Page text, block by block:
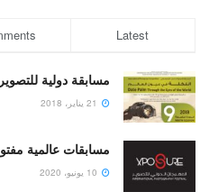
Latest
مسابقة دولية
مسابقات عالمية